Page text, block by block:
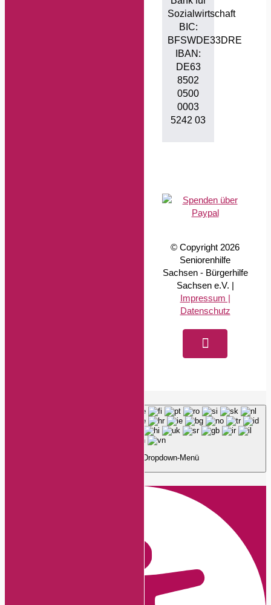
Sozialwirtschaft
BIC:
BFSWDE33DRE
IBAN:
DE63
8502
0500
0003
5242 03
© Copyright 2026
Seniorenhilfe
Sachsen - Bürgerhilfe
Sachsen e.V. |
Impressum |
Datenschutz
Facebook